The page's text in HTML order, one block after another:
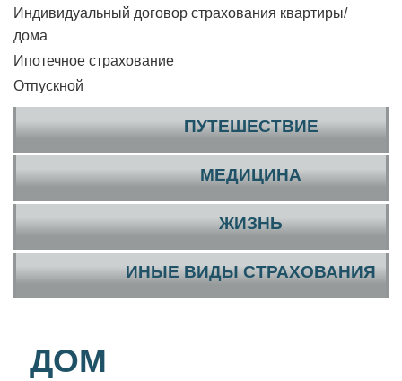
Индивидуальный договор страхования квартиры/
дома
Ипотечное страхование
Отпускной
ПУТЕШЕСТВИЕ
МЕДИЦИНА
ЖИЗНЬ
ИНЫЕ ВИДЫ СТРАХОВАНИЯ
ДОМ